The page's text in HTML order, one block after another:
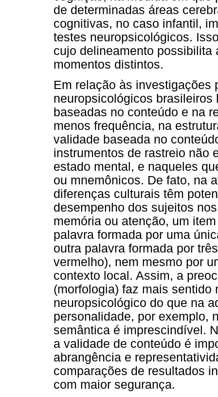
de determinadas áreas
cognitivas, no caso infantil,
testes neuropsicológicos.
cujo delineamento
momentos distintos.
Em relação às investigações
neuropsicológicos
baseadas no conteúdo e na
menos frequência, na
validade baseada no
instrumentos de rastreio não
estado mental, e naqueles
ou mnemônicos. De fato, na
diferenças culturais têm
desempenho dos sujeitos
memória ou atenção, um
palavra formada por uma
outra palavra formada por
vermelho), nem mesmo por
contexto local. Assim, a
(morfologia) faz mais sentido
neuropsicológico do que na
personalidade, por exemplo,
semântica é imprescindível.
a validade de conteúdo é
abrangência e
comparações de resultados
com maior segurança.